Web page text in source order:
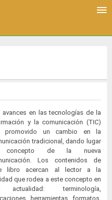
avances en las tecnologías de la
y la comunicación (TIC)
promovido un cambio en la
tradicional, dando lugar
de la nueva
Los contenidos de
libro acercan al lector a la
que rodea a este concepto en
terminología,
herramientas, formatos,